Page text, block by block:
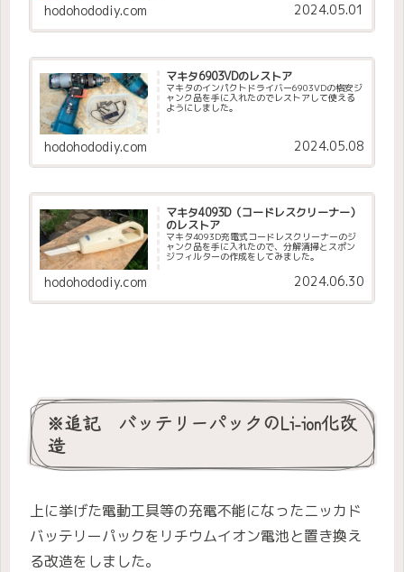
hodohododiy.com 2024.05.01
マキタ6903VDのレストア
マキタのインパクトドライバー6903VDの格安ジ
ャンク品を手に入れたのでレストアして使える
ようにしました。
hodohododiy.com 2024.05.08
マキタ4093D（コードレスクリーナー）
のレストア
マキタ4093D充電式コードレスクリーナーのジ
ャンク品を手に入れたので、分解清掃とスポン
ジフィルターの作成をしてみました。
hodohododiy.com 2024.06.30
※追記 バッテリーパックのLi-ion化改
造
上に挙げた電動工具等の充電不能になったニッカド
バッテリーパックをリチウムイオン電池と置き換え
る改造をしました。